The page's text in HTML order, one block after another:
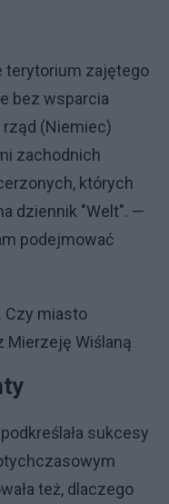
terytorium zajętego
bez wsparcia
rząd (Niemiec)
zachodnich
których
dziennik "Welt". —
podejmować
Czy miasto
Mierzeję Wiślaną
sukcesy
też, dlaczego